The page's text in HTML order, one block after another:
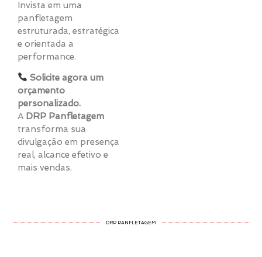
Invista em uma
panfletagem
estruturada, estratégica
e orientada a
performance.
Solicite agora um
orçamento
personalizado.
A DRP Panfletagem
transforma sua
divulgação em presença
real, alcance efetivo e
mais vendas.
DRP PANFLETAGEM